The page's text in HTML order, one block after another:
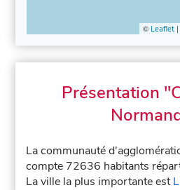
© Leaflet|
Présentation
La communauté
compte 72636 habitants
La ville la plus importante est